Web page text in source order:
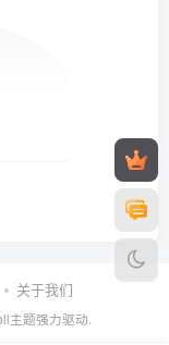
关于我们
主题强力驱动.